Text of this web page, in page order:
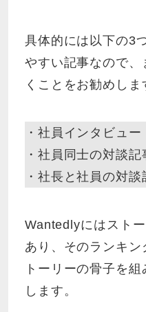
具体的には以下の3
やすい記事なので
くことをお勧めしま
・社員インタビュー
・社員同士の対談記
・社長と社員の対談
Wantedlyにはスト
あり、そのランキ
トーリーの骨子を
します。